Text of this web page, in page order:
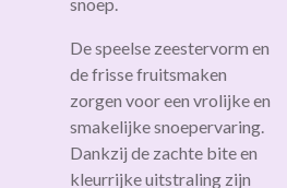
De speelse zeestervorm en
de frisse fruitsmaken
zorgen voor een vrolijke en
smakelijke snoepervaring.
Dankzij de zachte bite en
kleurrijke uitstraling zijn